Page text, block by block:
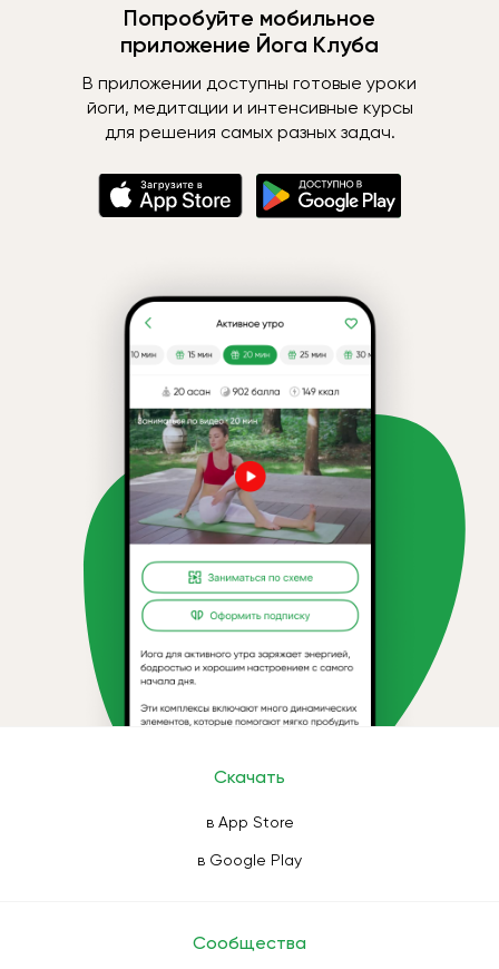
Попробуйте мобильное
приложение Йога Клуба
В приложении доступны готовые уроки
йоги, медитации и интенсивные курсы
для решения самых разных задач.
Скачать
в App Store
в Google Play
Сообщества